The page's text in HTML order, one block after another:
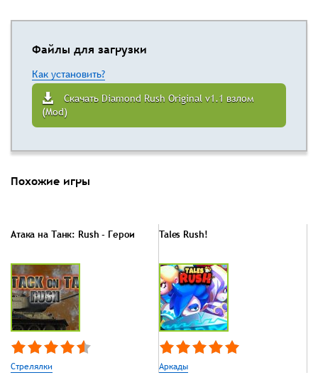
Файлы для загрузки
Как установить?
Скачать Diamond Rush Original v1.1 взлом
(Mod)
Похожие игры
Атака на Танк: Rush - Герои
Стрелялки
Tales Rush!
Аркады